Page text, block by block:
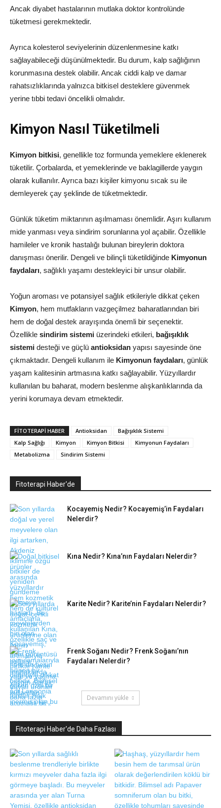
Ancak diyabet hastalarının mutlaka doktor kontrolünde
tüketmesi gerekmektedir.
Ayrıca kolesterol seviyelerinin düzenlenmesine katkı
sağlayabileceği düşünülmektedir. Bu durum, kalp sağlığının
korunmasına destek olabilir. Ancak ciddi kalp ve damar
rahatsızlıklarında yalnızca bitkisel desteklere güvenmek
yerine tıbbi tedavi öncelikli olmalıdır.
Kimyon Nasıl Tüketilmeli
Kimyon bitkisi, genellikle toz formunda yemeklere eklenerek
tüketilir. Çorbalarda, et yemeklerinde ve baklagillerde yaygın
olarak kullanılır. Ayrıca bazı kişiler kimyonu sıcak su ile
demleyerek çay şeklinde de tüketmektedir.
Günlük tüketim miktarının aşılmaması önemlidir. Aşırı kullanım
mide yanması veya sindirim sorunlarına yol açabilir. Özellikle
hamileler ve kronik hastalığı bulunan bireylerin doktora
danışması önerilir. Dengeli ve bilinçli tüketildiğinde Kimyonun
faydaları, sağlıklı yaşamı destekleyici bir unsur olabilir.
Yoğun aroması ve potansiyel sağlık etkileriyle dikkat çeken
Kimyon, hem mutfakların vazgeçilmez baharatlarından biri
hem de doğal destek arayışında önemli bir seçenektir.
Özellikle sindirim sistemi üzerindeki etkileri, bağışıklık
sistemi desteği ve güçlü antioksidan yapısı sayesinde öne
çıkmaktadır. Dengeli kullanım ile Kimyonun faydaları, günlük
yaşam kalitesinin artmasına katkı sağlayabilir. Yüzyıllardır
kullanılan bu baharat, modern beslenme alışkanlıklarında da
yerini korumaya devam etmektedir.
FITOTERAPI HABER Antioksidan
Bağışıklık Sistemi
Kalp Sağlığı
Kimyon Kimyon Bitkisi
Kimyonun Faydaları
Metabolizma
Sindirim Sistemi
Fitoterapi Haber'de
Kocayemiş Nedir? Kocayemiş’in Faydaları
Nelerdir?
Kına Nedir? Kına’nın Faydaları Nelerdir?
Karite Nedir? Karite’nin Faydaları Nelerdir?
Frenk Soğanı Nedir? Frenk Soğanı’nın
Faydaları Nelerdir?
Devamını yükle
Fitoterapi Haber'de Daha Fazlası